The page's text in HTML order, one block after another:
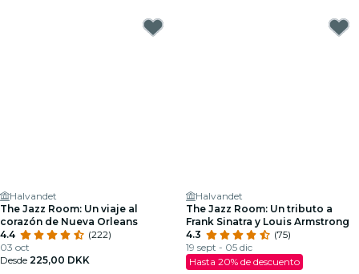
Halvandet
The Jazz Room: Un viaje al
corazón de Nueva Orleans
4.4
(222)
03 oct
Desde 225,00 DKK
Halvandet
The Jazz Room: Un tributo a
Frank Sinatra y Louis Armstrong
4.3
(75)
19 sept - 05 dic
Hasta 20% de descuento